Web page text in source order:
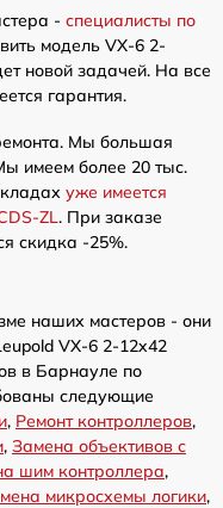
- специалисты по
модель VX-6 2-
новой задачей. На все
гарантия.
Мы большая
имеем более 20 тыс.
уже имеется
ZL. При заказе
скидка -25%.
наших мастеров - они
VX-6 2-12x42
в Барнауле по
следующие
, Ремонт контроллеров,
, Замена объективов с
шим контроллера,
микросхемы логики,